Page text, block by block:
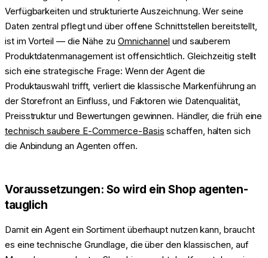
Verfügbarkeiten und strukturierte Auszeichnung. Wer seine
Daten zentral pflegt und über offene Schnittstellen bereitstellt,
ist im Vorteil — die Nähe zu Omnichannel und sauberem
Produktdatenmanagement ist offensichtlich. Gleichzeitig stellt
sich eine strategische Frage: Wenn der Agent die
Produktauswahl trifft, verliert die klassische Markenführung an
der Storefront an Einfluss, und Faktoren wie Datenqualität,
Preisstruktur und Bewertungen gewinnen. Händler, die früh eine
technisch saubere E-Commerce-Basis schaffen, halten sich
die Anbindung an Agenten offen.
Voraussetzungen: So wird ein Shop agenten-
tauglich
Damit ein Agent ein Sortiment überhaupt nutzen kann, braucht
es eine technische Grundlage, die über den klassischen, auf